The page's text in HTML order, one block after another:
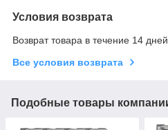
Условия возврата
Возврат товара в течение 14
Все условия возврата
Подобные товары